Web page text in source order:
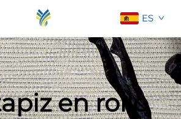
ES
en rollo